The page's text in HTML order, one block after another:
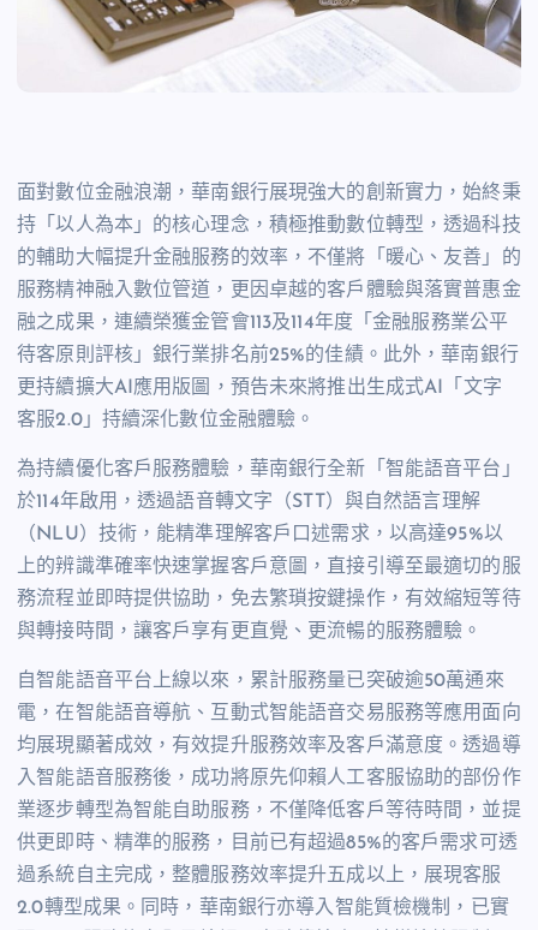
面對數位金融浪潮，華南銀行展現強大的創新實力，始終秉
持「以人為本」的核心理念，積極推動數位轉型，透過科技
的輔助大幅提升金融服務的效率，不僅將「暖心、友善」的
服務精神融入數位管道，更因卓越的客戶體驗與落實普惠金
融之成果，連續榮獲金管會113及114年度「金融服務業公平
待客原則評核」銀行業排名前25%的佳績。此外，華南銀行
更持續擴大AI應用版圖，預告未來將推出生成式AI「文字
客服2.0」持續深化數位金融體驗。
為持續優化客戶服務體驗，華南銀行全新「智能語音平台」
於114年啟用，透過語音轉文字（STT）與自然語言理解
（NLU）技術，能精準理解客戶口述需求，以高達95%以
上的辨識準確率快速掌握客戶意圖，直接引導至最適切的服
務流程並即時提供協助，免去繁瑣按鍵操作，有效縮短等待
與轉接時間，讓客戶享有更直覺、更流暢的服務體驗。
自智能語音平台上線以來，累計服務量已突破逾50萬通來
電，在智能語音導航、互動式智能語音交易服務等應用面向
均展現顯著成效，有效提升服務效率及客戶滿意度。透過導
入智能語音服務後，成功將原先仰賴人工客服協助的部份作
業逐步轉型為智能自助服務，不僅降低客戶等待時間，並提
供更即時、精準的服務，目前已有超過85%的客戶需求可透
過系統自主完成，整體服務效率提升五成以上，展現客服
2.0轉型成果。同時，華南銀行亦導入智能質檢機制，已實